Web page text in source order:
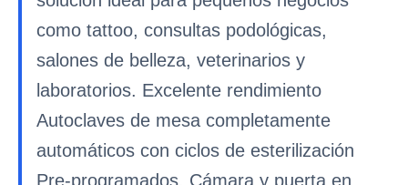
como tattoo, consultas podológicas,
salones de belleza, veterinarios y
laboratorios. Excelente rendimiento
Autoclaves de mesa completamente
automáticos con ciclos de esterilización
Pre-programados. Cámara y puerta en